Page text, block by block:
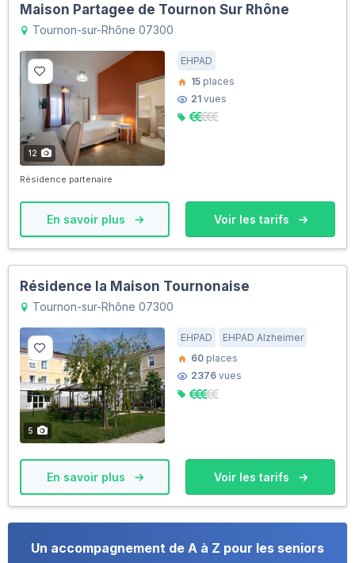
Maison Partagee de Tournon Sur Rhône
Tournon-sur-Rhône 07300
12
EHPAD
15 places
21 vues
Résidence partenaire
En savoir plus Voir les tarifs
Résidence la Maison Tournonaise
Tournon-sur-Rhône 07300
5
EHPAD
EHPAD Alzheimer
60 places
2376 vues
En savoir plus Voir les tarifs
Un accompagnement de A à Z pour les seniors